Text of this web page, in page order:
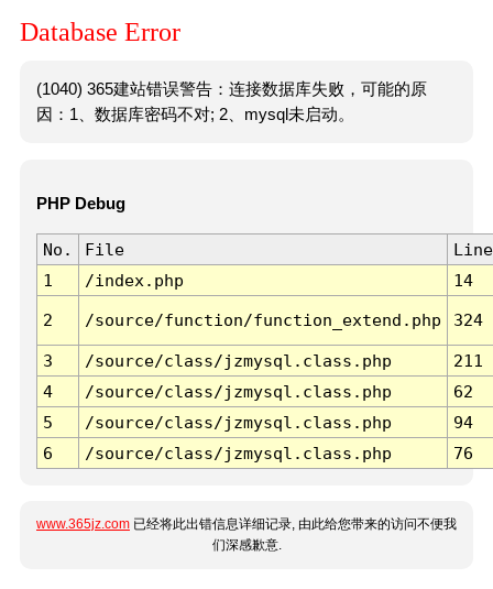
Database Error
(1040) 365建站错误警告：连接数据库失败，可能的原
因：1、数据库密码不对; 2、mysql未启动。
PHP Debug
No. File
Line
1
/index.php 14
2 /source/function/function_extend.php 324
3 /source/class/jzmysql.class.php
211
4
/source/class/jzmysql.class.php
62
5
/source/class/jzmysql.class.php
94
6
/source/class/jzmysql.class.php 76
www.365jz.com 已经将此出错信息详细记录, 由此给您带来的访问不便我
们深感歉意.